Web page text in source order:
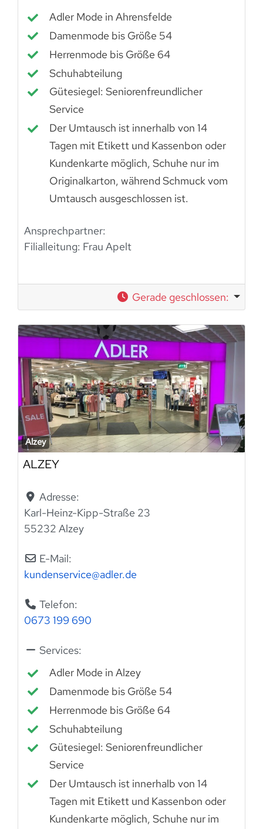
Adler Mode in Ahrensfelde
Damenmode bis Größe 54
Herrenmode bis Größe 64
Schuhabteilung
Gütesiegel: Seniorenfreundlicher
Service
Der Umtausch ist innerhalb von 14
Tagen mit Etikett und Kassenbon oder
Kundenkarte möglich, Schuhe nur im
Originalkarton, während Schmuck vom
Umtausch ausgeschlossen ist.
Ansprechpartner:
Filialleitung: Frau Apelt
Gerade geschlossen:
Alzey
ALZEY
Adresse:
Karl-Heinz-Kipp-Straße 23
55232 Alzey
E-Mail:
kundenservice@adler.de
Telefon:
0673 199 690
Services:
Adler Mode in Alzey
Damenmode bis Größe 54
Herrenmode bis Größe 64
Schuhabteilung
Gütesiegel: Seniorenfreundlicher
Service
Der Umtausch ist innerhalb von 14
Tagen mit Etikett und Kassenbon oder
Kundenkarte möglich, Schuhe nur im